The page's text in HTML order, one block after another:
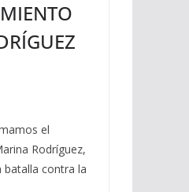
el
Rodríguez,
batalla contra la